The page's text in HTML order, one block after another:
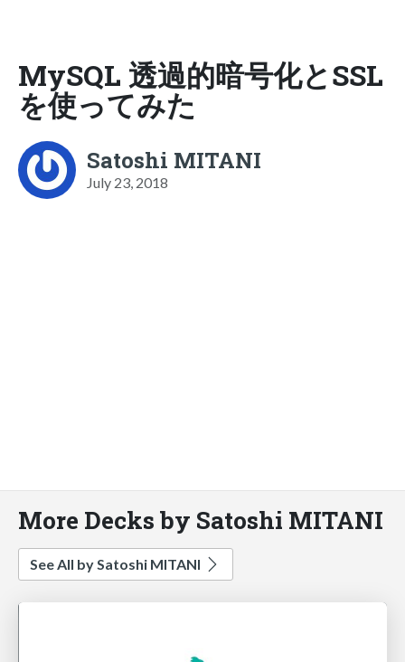
MySQL 透過的暗号化とSSL
を使ってみた
Satoshi MITANI
July 23, 2018
More Decks by Satoshi MITANI
See All by Satoshi MITANI